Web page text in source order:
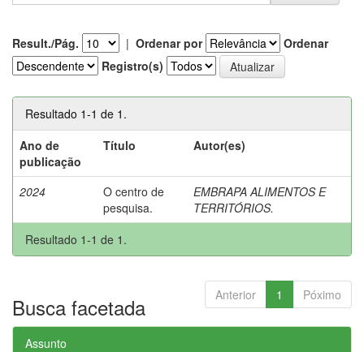
Result./Pág. | Ordenar por
Ordenar
Registro(s)
Resultado 1-1 de 1.
Ano de
publicação
Título Autor(es)
2024
O centro de
pesquisa.
EMBRAPA ALIMENTOS E
TERRITÓRIOS.
Resultado 1-1 de 1.
Anterior 1 Póximo
Busca facetada
Assunto